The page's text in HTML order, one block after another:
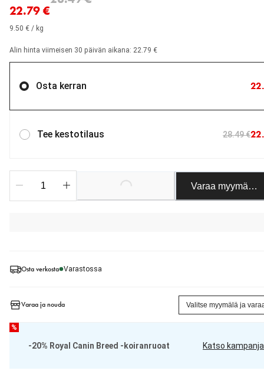
Osta verkosta Varastossa
Varaa ja nouda Valitse myymälä ja
%
-20% Royal Canin Breed -koiranruoat Katso kampanja
22.79 €
9.50 € / kg
Alin hinta viimeisen 30 päivän aikana: 22.79 €
Osta kerran
Tee kestotilaus 28.49 €
Loading... Varaa